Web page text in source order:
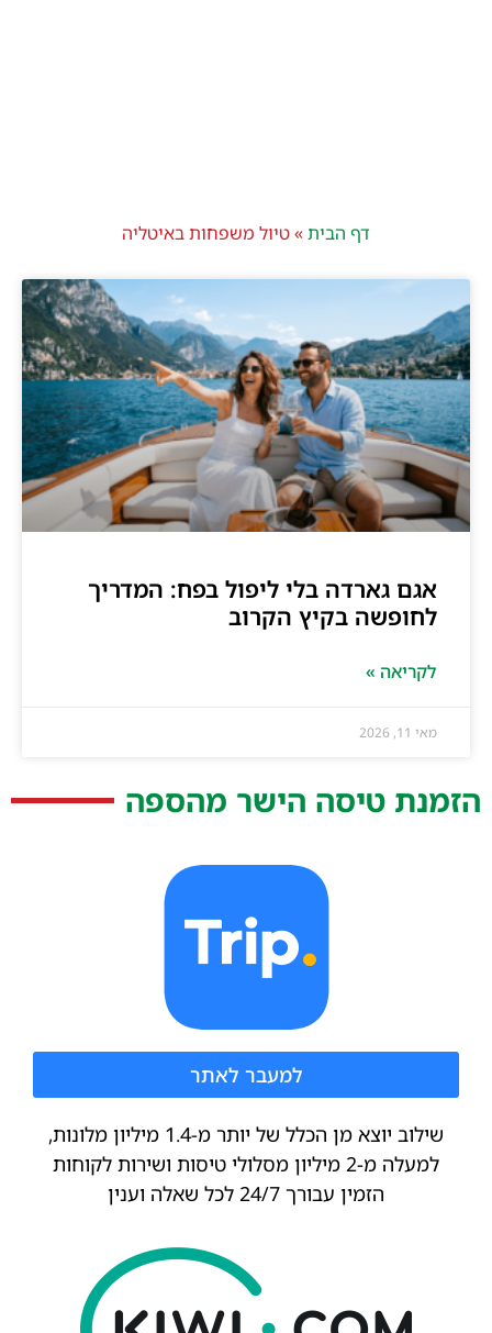
דף הבית»טיול משפחות באיטליה
אגם גארדה בלי ליפול בפח: המדריך
לחופשה בקיץ הקרוב
לקריאה »
מאי 11, 2026
הזמנת טיסה הישר מהספה
למעבר לאתר
שילוב יוצא מן הכלל של יותר מ-1.4 מיליון מלונות,
למעלה מ-2 מיליון מסלולי טיסות ושירות לקוחות
הזמין עבורך 24/7 לכל שאלה וענין